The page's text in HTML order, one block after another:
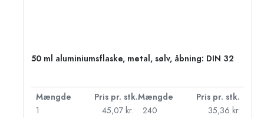
50 ml aluminiumsflaske, metal, sølv, åbning: DIN 32
Mængde Pris pr. stk.Mængde
Pris pr. stk.
1
45,07 kr.
240
35,36 kr.